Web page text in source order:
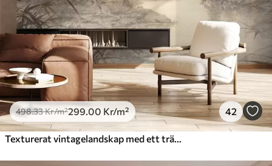
498.33Kr/m²299.00 Kr/m² 42
Texturerat vintagelandskap med ett träd nära en flod och en molnig himmel, naturkonst i sepiatoner